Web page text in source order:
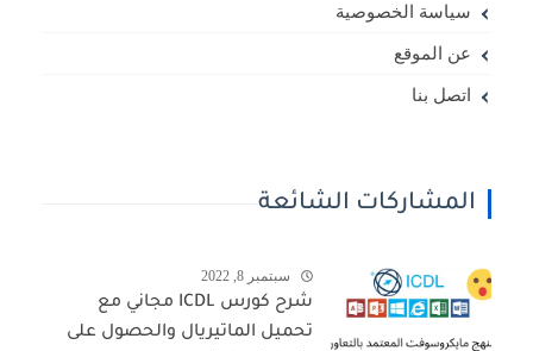
سياسة الخصوصية
عن الموقع
اتصل بنا
المشاركات الشائعة
سبتمبر 8, 2022
شرح كورس ICDL مجاني مع
تحميل الماتيريال والحصول على